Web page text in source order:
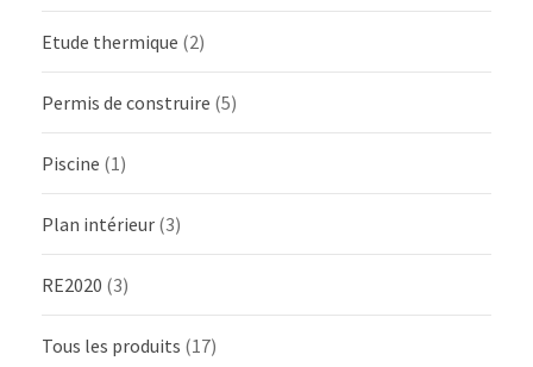
Etude thermique (2)
Permis de construire (5)
Piscine (1)
Plan intérieur (3)
RE2020 (3)
Tous les produits (17)